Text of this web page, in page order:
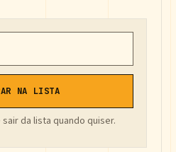
NA LISTA
da lista quando quiser.